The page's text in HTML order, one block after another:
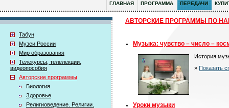
ГЛАВНАЯ ПРОГРАММА ПЕРЕДАЧИ
Табун
Музеи России
Мир образования
Телекурсы, телелекции,
видеопособия
Авторские программы
Биология
Здоровье
Религиоведение. Религии.
АВТОРСКИЕ ПРОГРАММЫ ПО
Музыка: чувство – число –
История
» Показать
Уроки музыки